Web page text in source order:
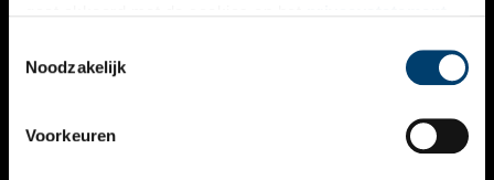
Noodzakelijk
Voorkeuren
VERHALEN
KALENDER